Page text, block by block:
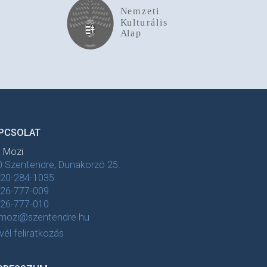
Mozi
Szentendre, Dunakorzó 25.
284-1035
777-009
777-010
feliratkozás